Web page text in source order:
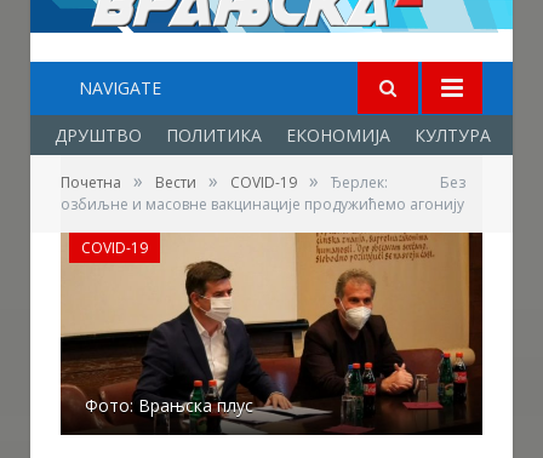
NAVIGATE
ДРУШТВО ПОЛИТИКА ЕКОНОМИЈА КУЛТУРА
Почетна » Вести » COVID-19 »
Ђерлек: Без
озбиљне и масовне вакцинације продужићемо агонију
Фото: Врањска плус
COVID-19